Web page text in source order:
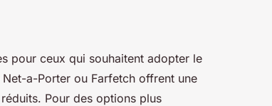
pour ceux qui souhaitent adopter le
a-Porter ou Farfetch offrent une
Pour des options plus